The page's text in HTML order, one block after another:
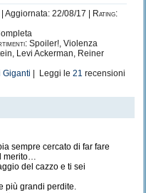
Aggiornata: 22/08/17 |
Rating:
Spoiler!, Violenza
Levi Ackerman, Reiner
Giganti | Leggi le 21 recensioni
sempre cercato di far fare
merito…
del cazzo e ti sei
più grandi perdite.